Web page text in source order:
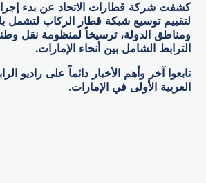
كشفت شركة قطارات الاتحاد عن بدء
لتقييم توسيع شبكة قطار الركاب لتشمل
ومناطق الدولة، ترسيخاً لمنظومة نقل
الترابط الشامل بين أنحاء الإمارات.
تابعوا آخر وأهم الأخبار دائماً على راديو
العربية الأولى في الإمارات.